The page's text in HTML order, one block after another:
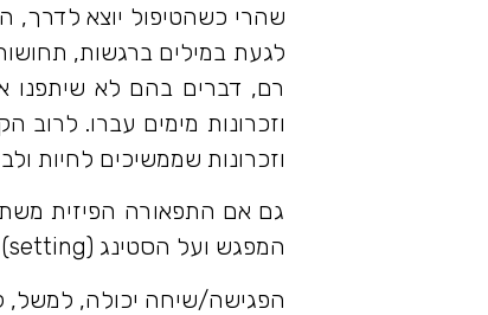
שהרי כשהטיפול יוצא לדרך,
לגעת במילים ברגשות,
רם, דברים בהם לא שיתפנו
וזכרונות מימים עברו. לרוב
וזכרונות שממשיכים לחיות
גם אם התפאורה הפיזית
המפגש ועל הסטינג (setting) הטיפולי.
הפגישה/שיחה יכולה, למשל,